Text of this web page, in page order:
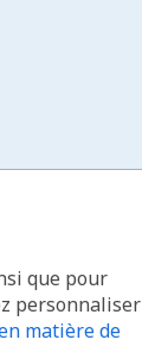
que pour
personnaliser
matière de